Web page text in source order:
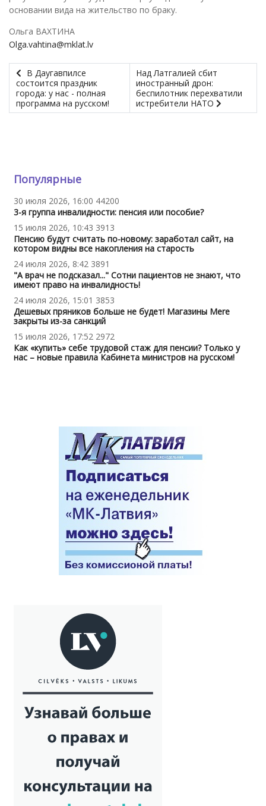
основании вида на жительство по браку.
Ольга ВАХТИНА
Olga.vahtina@mklat.lv
В Даугавпилсе
состоится праздник
города: у нас - полная
программа на русском!
Над Латгалией сбит
иностранный дрон:
беспилотник перехватили
истребители НАТО
Популярные
30 июля 2026, 16:00 44200
3-я группа инвалидности: пенсия или пособие?
15 июля 2026, 10:43 3913
Пенсию будут считать по-новому: заработал сайт, на
котором видны все накопления на старость
24 июля 2026, 8:42 3891
"А врач не подсказал..." Сотни пациентов не знают, что
имеют право на инвалидность!
24 июля 2026, 15:01 3853
Дешевых пряников больше не будет! Магазины Mere
закрыты из-за санкций
15 июля 2026, 17:52 2972
Как «купить» себе трудовой стаж для пенсии? Только у
нас – новые правила Кабинета министров на русском!